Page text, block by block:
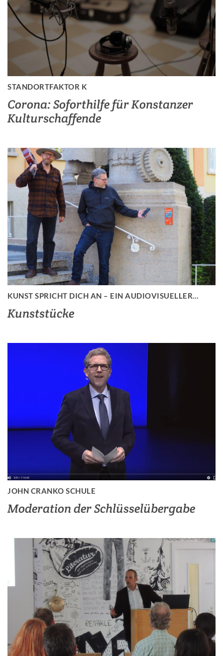
STANDORTFAKTOR K
Corona: Soforthilfe für Konstanzer
Kulturschaffende
KUNST SPRICHT DICH AN – EIN AUDIOVISUELLER…
Kunststücke
JOHN CRANKO SCHULE
Moderation der Schlüsselübergabe